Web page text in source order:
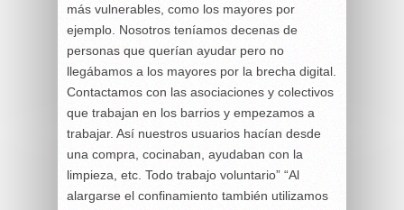
más vulnerables, como los mayores por
ejemplo. Nosotros teníamos decenas de
personas que querían ayudar pero no
llegábamos a los mayores por la brecha digital.
Contactamos con las asociaciones y colectivos
que trabajan en los barrios y empezamos a
trabajar. Así nuestros usuarios hacían desde
una compra, cocinaban, ayudaban con la
limpieza, etc. Todo trabajo voluntario” “Al
alargarse el confinamiento también utilizamos